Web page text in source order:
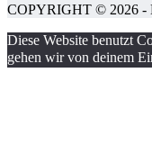
COPYRIGHT © 2026
Diese Website benutzt
gehen wir von deinem